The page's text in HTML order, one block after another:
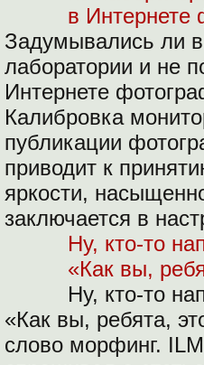
в Интернете
Задумывались ли
лаборатории и не
Интернете
Калибровка
публикации
приводит к
яркости,
заключается в
Ну, кто-то
«Как вы,
Ну, кто-то
«Как вы, ребята,
слово морфинг.